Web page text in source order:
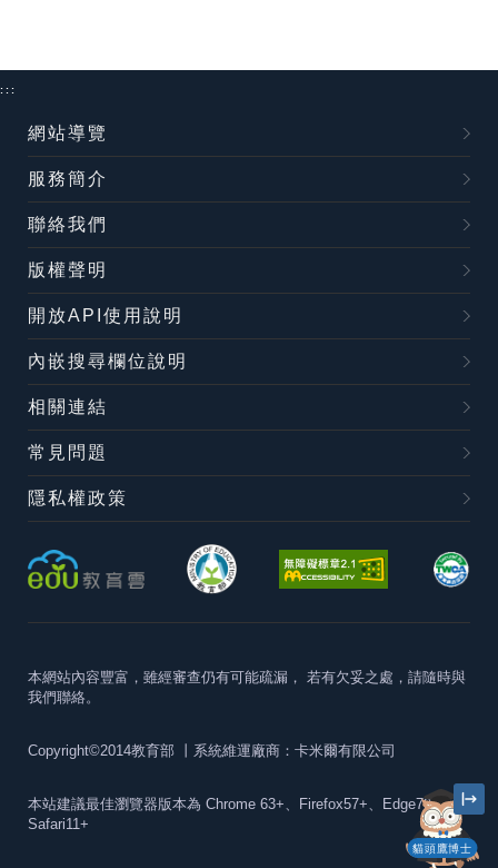
貓頭鷹博士
:::
網站導覽
服務簡介
聯絡我們
版權聲明
開放API使用說明
內嵌搜尋欄位說明
相關連結
常見問題
隱私權政策
本網站內容豐富，雖經審查仍有可能疏漏， 若有欠妥之處，請隨時與
我們聯絡。
Copyright©2014教育部 丨系統維運廠商：卡米爾有限公司
本站建議最佳瀏覽器版本為 Chrome 63+、Firefox57+、Edge79+及
Safari11+